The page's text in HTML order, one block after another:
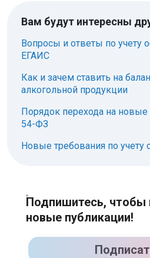
Вам будут интересны
Вопросы и ответы по учету
ЕГАИС
Как и зачем ставить на
алкогольной продукции
Порядок перехода на новые
54-ФЗ
Новые требования по учету
Подпишитесь, чтобы
новые публикации!